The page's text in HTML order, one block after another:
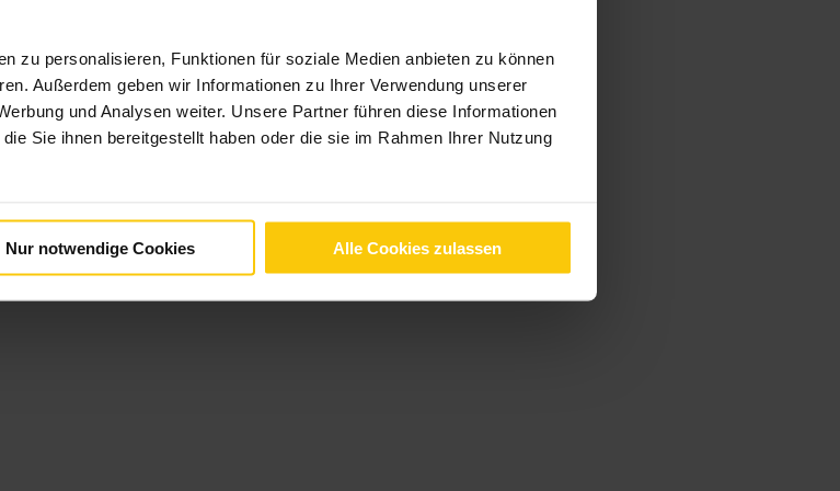
zu personalisieren, Funktionen für soziale Medien anbieten zu können
Außerdem geben wir Informationen zu Ihrer Verwendung unserer
und Analysen weiter. Unsere Partner führen diese Informationen
Sie ihnen bereitgestellt haben oder die sie im Rahmen Ihrer Nutzung
Nur notwendige Cookies Alle Cookies zulassen